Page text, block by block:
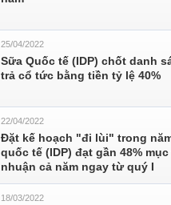
25/04/2022
Sữa Quốc tế (IDP) chốt danh
trả cổ tức bằng tiền tỷ lệ 40%
22/04/2022
Đặt kế hoạch "đi lùi" trong
quốc tế (IDP) đạt gần 48%
nhuận cả năm ngay từ quý I
18/03/2022